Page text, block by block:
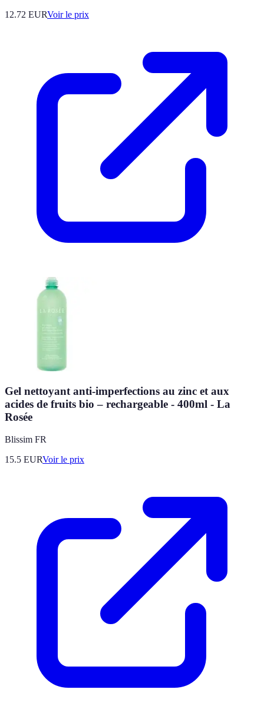
12.72 EURVoir le prix
Gel nettoyant anti-imperfections au zinc et aux
acides de fruits bio – rechargeable - 400ml - La
Rosée
Blissim FR
15.5 EURVoir le prix